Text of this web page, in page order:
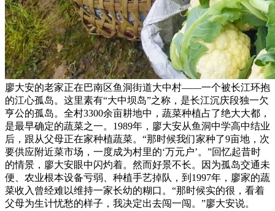
廖大安的老家正在巴南区鱼洞街道大中村——一个被长江环抱
的江心孤岛。这里素有“大中坝岛”之称，是长江沉庆段独一欠
亨公的孤岛。全村3300余亩耕地中，蔬菜种植占了绝大大都，
是最早确定的蔬菜之一。1989年，廖大安从鱼洞中学高中结业
后，跟从父母正在家种植蔬菜。“那时候我们家种了9亩地，次
要供应附近菜市场，一度成为村里的‘万元户’。”回忆起昔时
的情景，廖大安眼中闪灼着。然而好景不长。因为孤岛交通未
便、农业根本设备亏弱、种植手艺掉队，到1997年，廖家的蔬
菜收入曾经难以维持一家长幼的糊口。“那时候实的很，看着
父母为生计忧愁的样子，我决定出去闯一闯。”廖大安说。